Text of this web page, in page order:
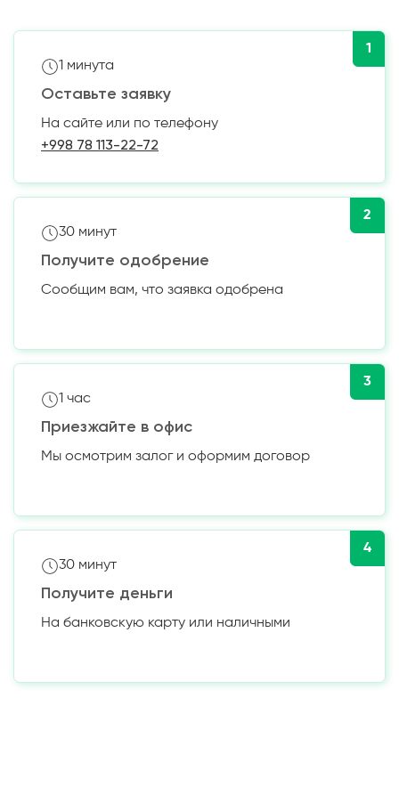
1
1 минута
Оставьте заявку
На сайте или по телефону
+998 78 113-22-72
2
30 минут
Получите одобрение
Сообщим вам, что заявка одобрена
3
1 час
Приезжайте в офис
Мы осмотрим залог и оформим договор
4
30 минут
Получите деньги
На банковскую карту или наличными